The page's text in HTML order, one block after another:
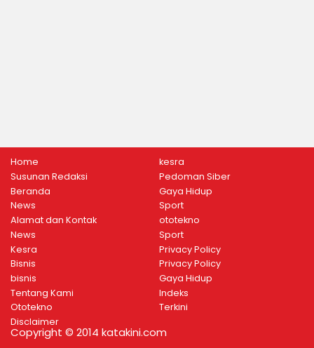
Home
Susunan Redaksi
Beranda
News
Alamat dan Kontak
News
Kesra
Bisnis
bisnis
Tentang Kami
Ototekno
Disclaimer
kesra
Pedoman Siber
Gaya Hidup
Sport
ototekno
Sport
Privacy Policy
Privacy Policy
Gaya Hidup
Indeks
Terkini
Copyright © 2014 katakini.com